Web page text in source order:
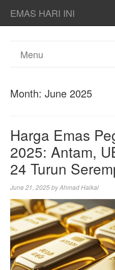
EMAS HARI INI
Menu
Month: June 2025
Harga Emas
2025: Antam,
24 Turun
June 21, 2025byAhmad Haikal